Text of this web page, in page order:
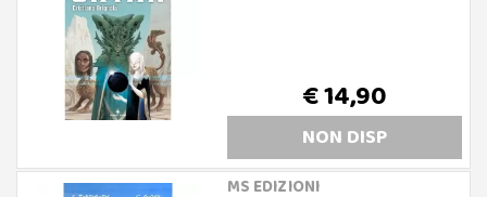
€ 14,90
NON DISP
MS EDIZIONI